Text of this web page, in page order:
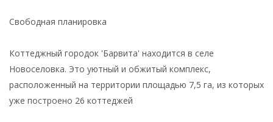
Свободная планировка
Коттеджный городок 'Барвита' находится в селе
Новоселовка. Это уютный и обжитый комплекс,
расположенный на территории площадью 7,5 га, из которых
уже построено 26 коттеджей